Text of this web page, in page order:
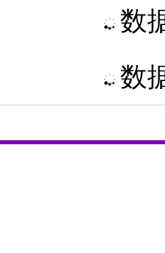
数
数